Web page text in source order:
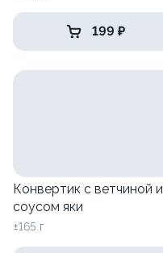
199 ₽
Конвертик с ветчиной и
соусом яки
±165 г